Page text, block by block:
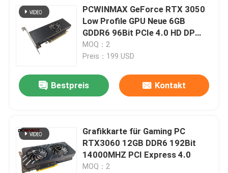
PCWINMAX GeForce RTX 3050
Low Profile GPU Neue 6GB
GDDR6 96Bit PCIe 4.0 HD DP
Ausgabe Grafikkarte für PC
MOQ：2
Preis：199 USD
Bestpreis Kontakt
Grafikkarte für Gaming PC
RTX3060 12GB DDR6 192Bit
14000MHZ PCI Express 4.0
MOQ：2